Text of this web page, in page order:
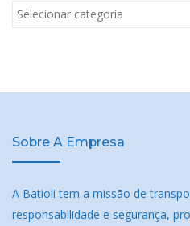
Categorias
Sobre A Empresa
A Batioli tem a missão de
responsabilidade e segurança,